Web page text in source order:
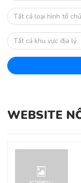
Tất cả loại hình tổ
Tất cả khu vực địa lý
WEBSITE